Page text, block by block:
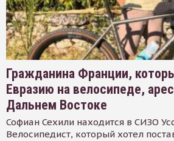
Гражданина Франции,
Евразию на велосипеде,
Дальнем Востоке
Софиан Сехили находится в СИЗО
Велосипедист, который хотел